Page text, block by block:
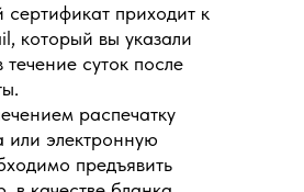
приходит к
который вы указали
течение суток после
распечатку
или электронную
предъявить